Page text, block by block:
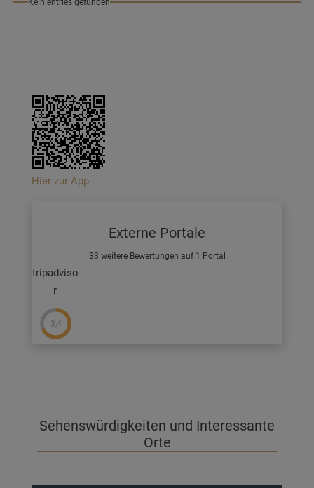
Kein entries gefunden
Hier zur App
Externe Portale
33 weitere Bewertungen auf 1 Portal
tripadviso
r
3,4
Sehenswürdigkeiten und Interessante
Orte